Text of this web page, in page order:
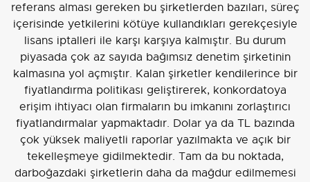
referans alması gereken bu şirketlerden bazıları, süreç
içerisinde yetkilerini kötüye kullandıkları gerekçesiyle
lisans iptalleri ile karşı karşıya kalmıştır. Bu durum
piyasada çok az sayıda bağımsız denetim şirketinin
kalmasına yol açmıştır. Kalan şirketler kendilerince bir
fiyatlandırma politikası geliştirerek, konkordatoya
erişim ihtiyacı olan firmaların bu imkanını zorlaştırıcı
fiyatlandırmalar yapmaktadır. Dolar ya da TL bazında
çok yüksek maliyetli raporlar yazılmakta ve açık bir
tekelleşmeye gidilmektedir. Tam da bu noktada,
darboğazdaki şirketlerin daha da mağdur edilmemesi